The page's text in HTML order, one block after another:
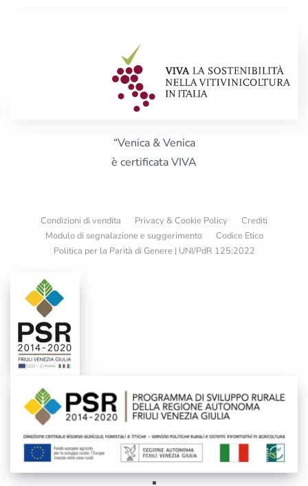
“Venica & Venica
è certificata VIVA
Condizioni di vendita Privacy & Cookie Policy
Crediti
Modulo di segnalazione e suggerimento
Codice Etico
Politica per la Parità di Genere | UNI/PdR 125:2022